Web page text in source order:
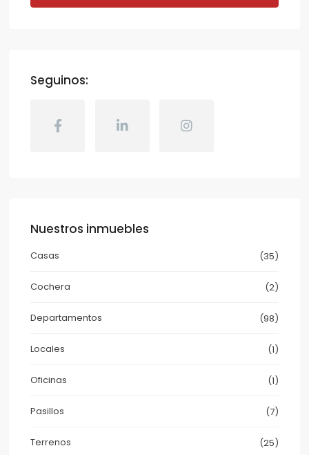
Seguinos:
Nuestros inmuebles
Casas (35)
Cochera (2)
Departamentos (98)
Locales (1)
Oficinas (1)
Pasillos (7)
Terrenos (25)